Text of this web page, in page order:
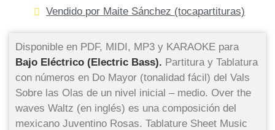
Vendido por Maite Sánchez (tocapartituras)
Disponible en PDF, MIDI, MP3 y KARAOKE para
Bajo Eléctrico (Electric Bass). Partitura y Tablatura
con números en Do Mayor (tonalidad fácil) del Vals
Sobre las Olas de un nivel inicial – medio. Over the
waves Waltz (en inglés) es una composición del
mexicano Juventino Rosas. Tablature Sheet Music